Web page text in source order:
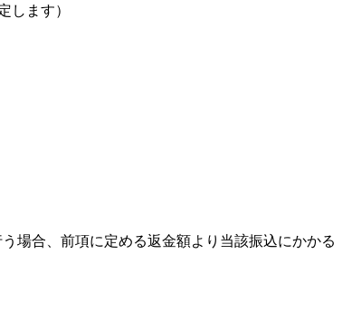
します）
場合、前項に定める返金額より当該振込にかかる